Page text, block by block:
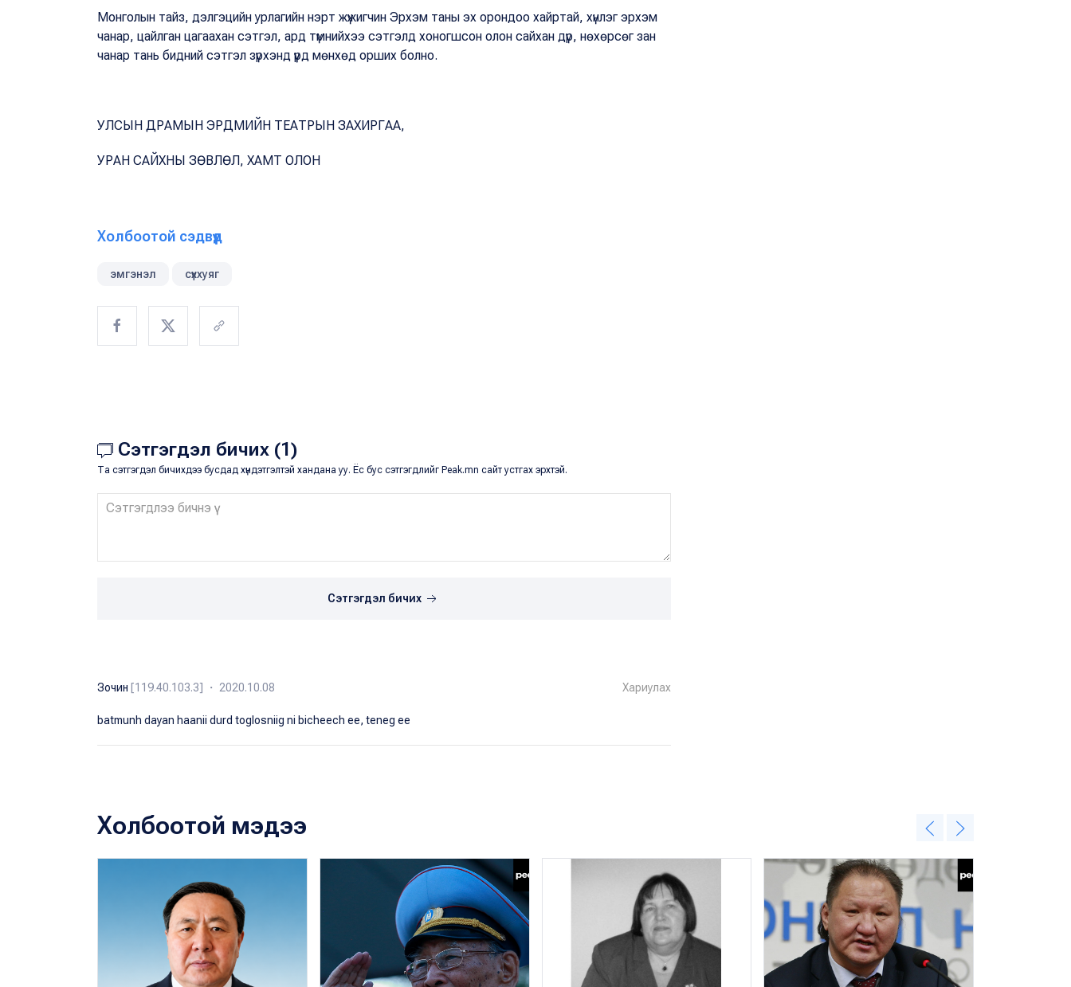
Монголын тайз, дэлгэцийн урлагийн нэрт жүжигчин Эрхэм таны эх орондоо хайртай, хүнлэг эрхэм
чанар, цайлган цагаахан сэтгэл, ард түмнийхээ сэтгэлд хоногшсон олон сайхан дүр, нөхөрсөг зан
чанар тань бидний сэтгэл зүрхэнд үүрд мөнхөд орших болно.
УЛСЫН ДРАМЫН ЭРДМИЙН ТЕАТРЫН ЗАХИРГАА,
УРАН САЙХНЫ ЗӨВЛӨЛ, ХАМТ ОЛОН
Холбоотой сэдвүүд
эмгэнэл сүххуяг
Сэтгэгдэл бичих (1)
Та сэтгэгдэл бичихдээ бусдад хүндэтгэлтэй хандана уу. Ёс бус сэтгэгдлийг Peak.mn сайт устгах эрхтэй.
Сэтгэгдэл бичих
Зочин [119.40.103.3] ・ 2020.10.08 Хариулах
batmunh dayan haanii durd toglosniig ni bicheech ee, teneg ee
Холбоотой мэдээ